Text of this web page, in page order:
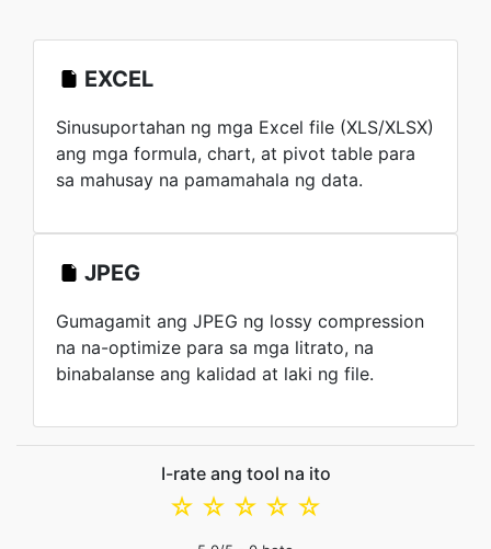
EXCEL
Sinusuportahan ng mga Excel file (XLS/XLSX)
ang mga formula, chart, at pivot table para
sa mahusay na pamamahala ng data.
JPEG
Gumagamit ang JPEG ng lossy compression
na na-optimize para sa mga litrato, na
binabalanse ang kalidad at laki ng file.
I-rate ang tool na ito
☆
☆
☆
☆
☆